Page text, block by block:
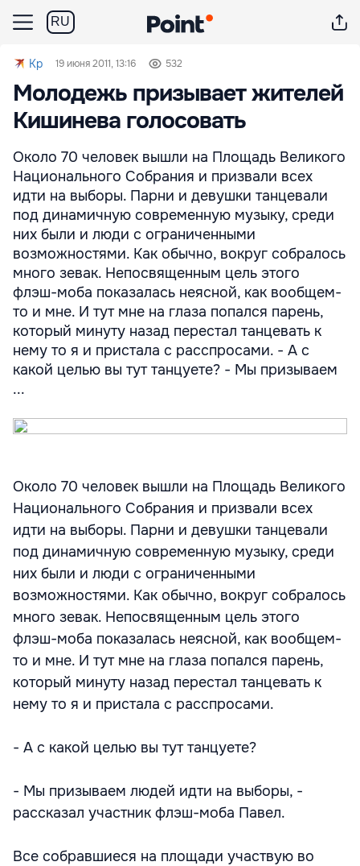
RU
Kp 19 июня 2011, 13:16 532
Молодежь призывает жителей
Кишинева голосовать
Около 70 человек вышли на Площадь Великого
Национального Собрания и призвали всех
идти на выборы. Парни и девушки танцевали
под динамичную современную музыку, среди
них были и люди с ограниченными
возможностями. Как обычно, вокруг собралось
много зевак. Непосвященным цель этого
флэш-моба показалась неясной, как вообщем-
то и мне. И тут мне на глаза попался парень,
который минуту назад перестал танцевать к
нему то я и пристала с расспросами. - А с
какой целью вы тут танцуете? - Мы призываем
...
Около 70 человек вышли на Площадь Великого
Национального Собрания и призвали всех
идти на выборы. Парни и девушки танцевали
под динамичную современную музыку, среди
них были и люди с ограниченными
возможностями. Как обычно, вокруг собралось
много зевак. Непосвященным цель этого
флэш-моба показалась неясной, как вообщем-
то и мне. И тут мне на глаза попался парень,
который минуту назад перестал танцевать к
нему то я и пристала с расспросами.
- А с какой целью вы тут танцуете?
- Мы призываем людей идти на выборы, -
рассказал участник флэш-моба Павел.
Все собравшиеся на площади участвую во